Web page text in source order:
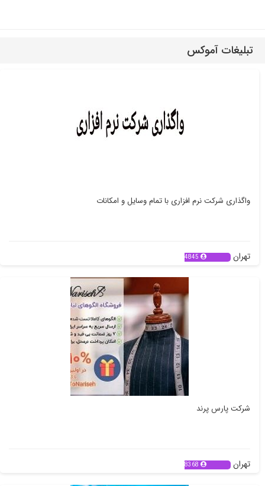
تبلیغات آموکس
واگذاری شرکت نرم افزاری با تمام وسایل و امکانات
تهران 4845
شرکت پارس پرند
تهران 8368